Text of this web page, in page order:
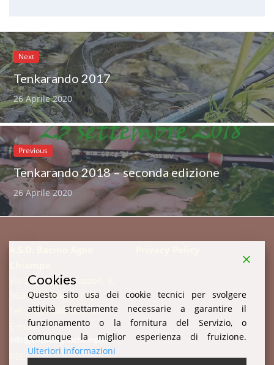
Next
Tenkarando 2017
26 Aprile 2020
Previous
Tenkarando 2018 – seconda edizione
26 Aprile 2020
Via Don Enrico Tazzoli, 3,
36078 Valdagno (VI)
Tel. (+39) 348 003 3857
E-mail:
Cookies
Questo sito usa dei cookie tecnici per svolgere
attività strettamente necessarie a garantire il
funzionamento o la fornitura del Servizio, o
comunque la miglior esperienza di fruizione.
Ulteriori informazioni